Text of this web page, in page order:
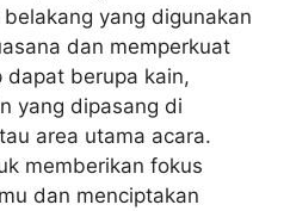
yang digunakan
dan memperkuat
dapat berupa kain,
yang dipasang di
area utama acara.
memberikan fokus
dan menciptakan